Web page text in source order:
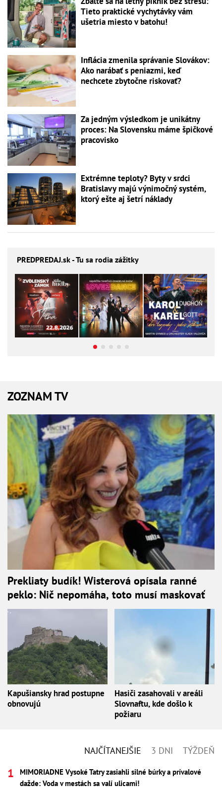
Tieto praktické vychytávky vám
ušetria miesto v batohu!
Inflácia zmenila správanie Slovákov:
Ako narábať s peniazmi, keď
nechcete zbytočne riskovať?
Za jedným výsledkom je unikátny
proces: Na Slovensku máme špičkové
pracovisko
Extrémne teploty? Byty v srdci
Bratislavy majú výnimočný systém,
ktorý ešte aj šetrí náklady
PREDPREDAJ.sk - Tu sa rodia zážitky
ZOZNAM TV
Prekliaty budík! Wisterová opísala ranné
peklo: Nič nepomáha, toto musí maskovať
Kapušiansky hrad postupne
obnovujú
Hasiči zasahovali v areáli
Slovnaftu, kde došlo k
požiaru
NAJČÍTANEJŠIE 3 DNI TÝŽDEŇ
MIMORIADNE Vysoké Tatry zasiahli silné búrky a prívalové
dažde: Voda v mestách sa valí ulicami!